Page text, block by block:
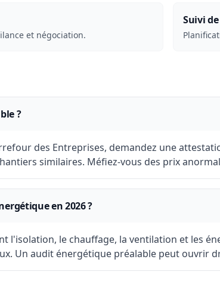
et négociation.
Suivi
?
des Entreprises, demandez une
similaires. Méfiez-vous des prix
en 2026 ?
l'isolation, le chauffage, la ventilation et les
Un audit énergétique préalable peut ouvrir